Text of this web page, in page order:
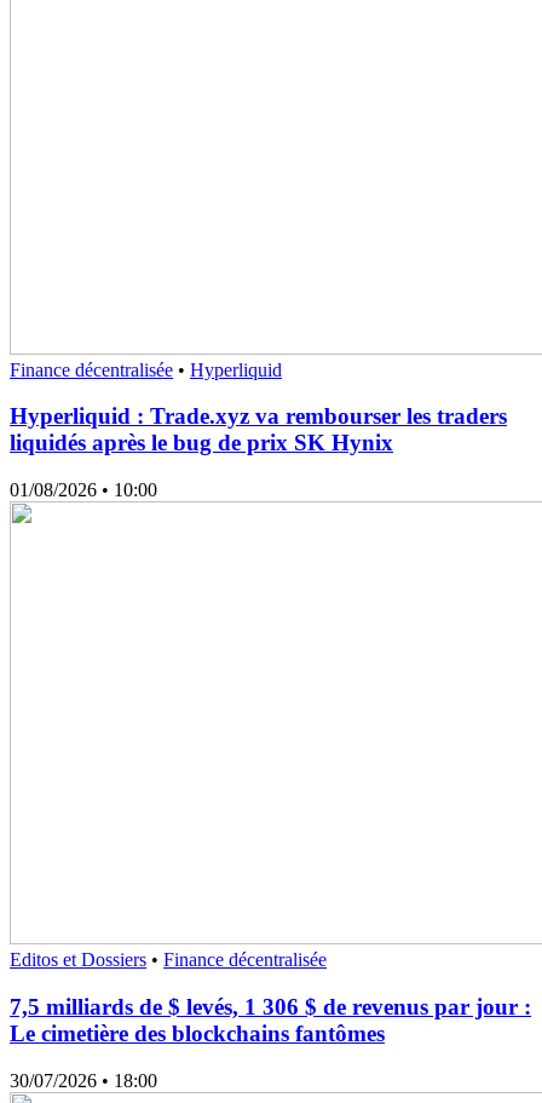
Finance décentralisée • Hyperliquid
Hyperliquid : Trade.xyz va rembourser les traders
liquidés après le bug de prix SK Hynix
01/08/2026 • 10:00
Editos et Dossiers • Finance décentralisée
7,5 milliards de $ levés, 1 306 $ de revenus par jour :
Le cimetière des blockchains fantômes
30/07/2026 • 18:00